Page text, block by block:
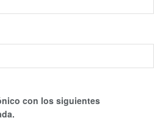
con los siguientes